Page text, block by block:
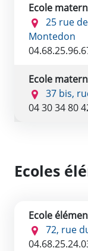
Ecole
25 rue
Montedon
Ecole
37 bis,
04 30 34 80
Ecoles
Ecole
72, rue